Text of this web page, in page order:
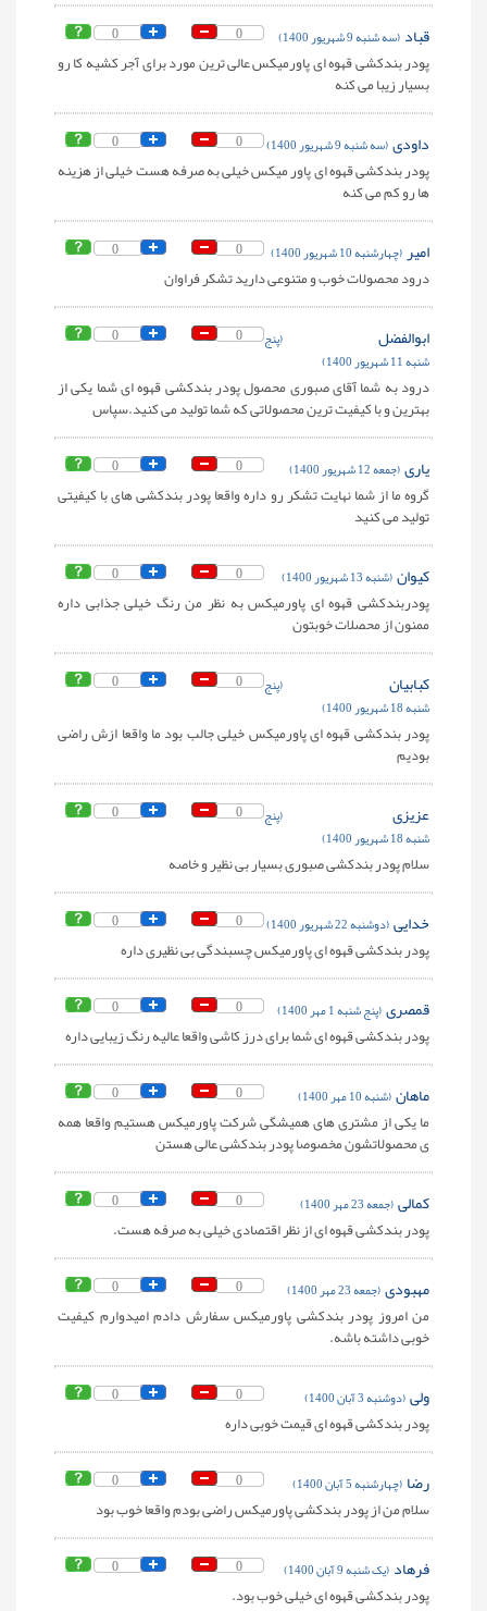
0 0 قباد (سه شنبه 9 شهریور 1400)
پودر بندکشی قهوه ای پاورمیکس عالی ترین مورد برای آجر کشیه کا رو
بسیار زیبا می کنه
0 0 داودی(سه شنبه 9 شهریور 1400)
پودر بندکشی قهوه ای پاور میکس خیلی به صرفه هست خیلی از هزینه
ها رو کم می کنه
0 0 امیر(چهارشنبه 10 شهریور 1400)
درود محصولات خوب و متنوعی دارید تشکر فراوان
0 0 ابوالفضل
(پنج
شنبه 11 شهریور 1400)
درود به شما آقای صبوری محصول پودر بندکشی قهوه ای شما یکی از
بهترین و با کیفیت ترین محصولاتی که شما تولید می کنید.سپاس
0 0 یاری(جمعه 12 شهریور 1400)
گروه ما از شما نهایت تشکر رو داره واقعا پودر بندکشی های با کیفیتی
تولید می کنید
0 0 کیوان(شنبه 13 شهریور 1400)
پودربندکشی قهوه ای پاورمیکس به نظر من رنگ خیلی جذابی داره
ممنون از محصلات خوبتون
0 0 کبابیان
(پنج
شنبه 18 شهریور 1400)
پودر بندکشی قهوه ای پاورمیکس خیلی جالب بود ما واقعا ازش راضی
بودیم
0 0 عزیزی
(پنج
شنبه 18 شهریور 1400)
سلام پودر بندکشی صبوری بسیار بی نظیر و خاصه
0 0 خدایی(دوشنبه 22 شهریور 1400)
پودر بندکشی قهوه ای پاورمیکس چسبندگی بی نظیری داره
0 0 قمصری(پنج شنبه 1 مهر 1400)
پودر بندکشی قهوه ای شما برای درز کاشی واقعا عالیه رنگ زیبایی داره
0 0 ماهان(شنبه 10 مهر 1400)
ما یکی از مشتری های همیشگی شرکت پاورمیکس هستیم واقعا همه
ی محصولاتشون مخصوصا پودر بندکشی عالی هستن
0 0 کمالی(جمعه 23 مهر 1400)
پودر بندکشی قهوه ای از نظر اقتصادی خیلی به صرفه هست.
0 0 مهبودی(جمعه 23 مهر 1400)
من امروز پودر بندکشی پاورمیکس سفارش دادم امیدوارم کیفیت
خوبی داشته باشه.
0 0 ولی(دوشنبه 3 آبان 1400)
پودر بندکشی قهوه ای قیمت خوبی داره
0 0 رضا (چهارشنبه 5 آبان 1400)
سلام من از پودر بندکشی پاورمیکس راضی بودم واقعا خوب بود
0 0 فرهاد (یک شنبه 9 آبان 1400)
پودر بندکشی قهوه ای خیلی خوب بود.